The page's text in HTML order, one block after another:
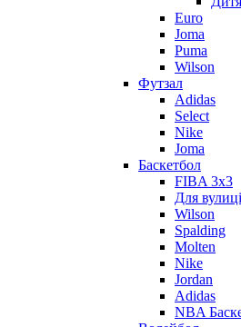
Euro
Joma
Puma
Wilson
Футзал
Adidas
Select
Nike
Joma
Баскетбол
FIBA 3x3
Для вулиці
Wilson
Spalding
Molten
Nike
Jordan
Adidas
NBA